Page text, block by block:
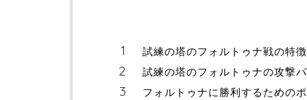
試練の塔のフォルトゥナ戦の特徴
試練の塔のフォルトゥナの攻撃
フォルトゥナに勝利するための